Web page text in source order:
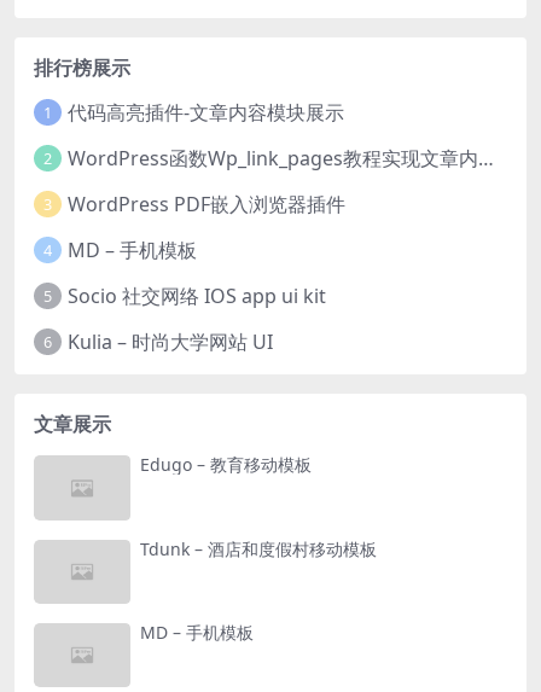
排行榜展示
1 代码高亮插件-文章内容模块展示
2 WordPress函数Wp_link_pages教程实现文章内容分页
3 WordPress PDF嵌入浏览器插件
4 MD – 手机模板
5 Socio 社交网络 IOS app ui kit
6 Kulia – 时尚大学网站 UI
文章展示
Edugo – 教育移动模板
Tdunk – 酒店和度假村移动模板
MD – 手机模板